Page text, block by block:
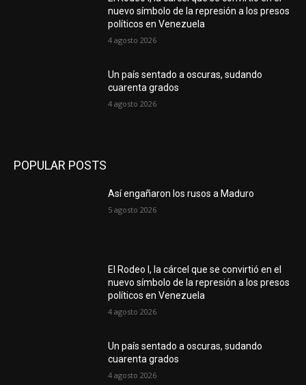
nuevo símbolo de la represión a los presos
políticos en Venezuela
4 agosto 2026
Un país sentado a oscuras, sudando
cuarenta grados
4 agosto 2026
POPULAR POSTS
Así engañaron los rusos a Maduro
5 agosto 2026
El Rodeo I, la cárcel que se convirtió en el
nuevo símbolo de la represión a los presos
políticos en Venezuela
4 agosto 2026
Un país sentado a oscuras, sudando
cuarenta grados
4 agosto 2026